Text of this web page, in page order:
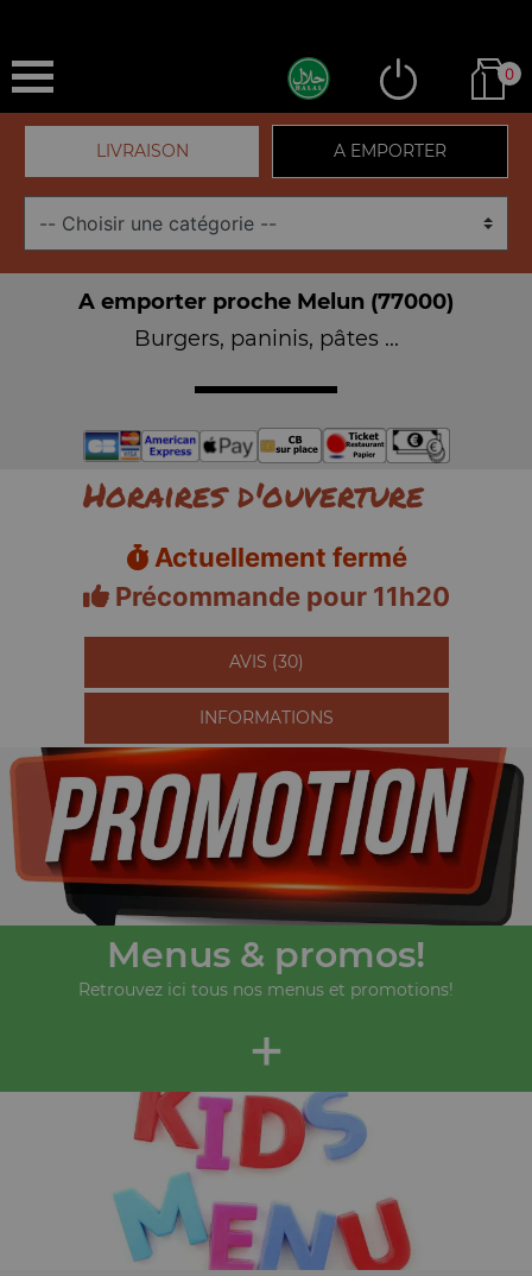
0
LIVRAISON A EMPORTER
A emporter proche Melun (77000)
Burgers, paninis, pâtes ...
Horaires d'ouverture
Actuellement fermé
Précommande pour 11h20
AVIS (30)
INFORMATIONS
Menus & promos!
Retrouvez ici tous nos menus et promotions!
+